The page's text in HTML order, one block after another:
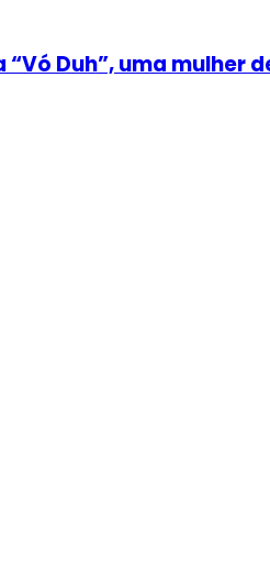
Duh”, uma mulher